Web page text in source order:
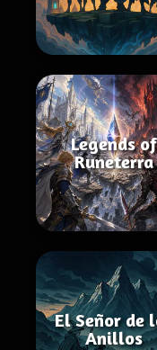
Legends of
Runeterra
El Señor de
Anillos